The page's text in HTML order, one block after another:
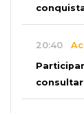
20:40